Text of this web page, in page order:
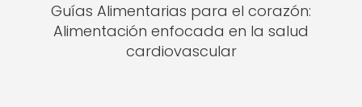
Guías Alimentarias para el corazón:
Alimentación enfocada en la salud
cardiovascular